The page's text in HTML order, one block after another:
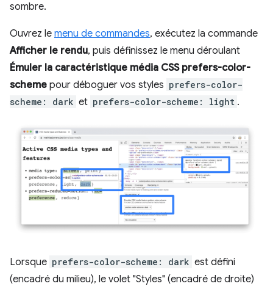
sombre.
Ouvrez le menu de commandes, exécutez la commande
Afficher le rendu, puis définissez le menu déroulant
Émuler la caractéristique média CSS prefers-color-
scheme pour déboguer vos styles prefers-color-
scheme: dark et prefers-color-scheme: light .
Lorsque prefers-color-scheme: dark est défini
(encadré du milieu), le volet "Styles" (encadré de droite)